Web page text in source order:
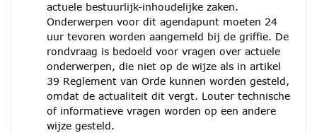
actuele bestuurlijk-inhoudelijke zaken.
Onderwerpen voor dit agendapunt moeten 24
uur tevoren worden aangemeld bij de griffie. De
rondvraag is bedoeld voor vragen over actuele
onderwerpen, die niet op de wijze als in artikel
39 Reglement van Orde kunnen worden gesteld,
omdat de actualiteit dit vergt. Louter technische
of informatieve vragen worden op een andere
wijze gesteld.